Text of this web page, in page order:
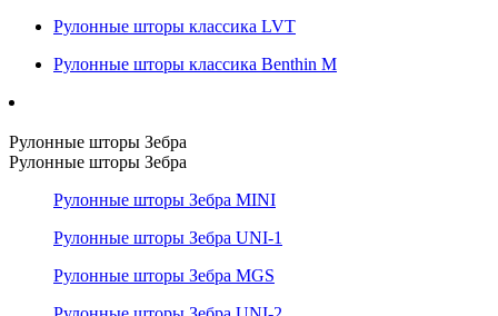
Рулонные шторы классика LVT
Рулонные шторы классика Benthin M
Рулонные шторы Зебра
Рулонные шторы Зебра
Рулонные шторы Зебра MINI
Рулонные шторы Зебра UNI-1
Рулонные шторы Зебра MGS